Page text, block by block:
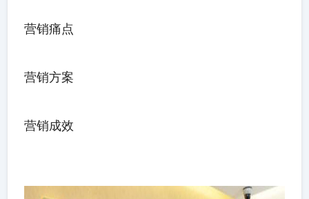
营销痛点
营销方案
营销成效